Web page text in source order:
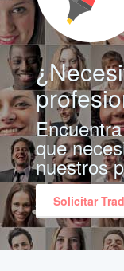
que
nuestros
Solicitar